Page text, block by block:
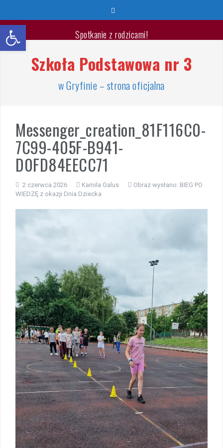
treści
Spotkanie z rodzicami!
Wyprawka pierwszoklasisty 2026/2027
🐳🐚Wspaniałych Wakacji🐬🐙
Zakończenie roku szkolnego 2025/2026
Jest takie miejsce
Warsztaty „Bezpieczne Wakacje”
Zakończenie roku – autobusy szkolne
Wycieczka klasy 3b i 3d do Zieleniewa i Kołobrzegu
„Ostatni zamek „
🌊🏰 Wycieczka do Trójmiasta i Malborka 🏰🌊
📚🧇🍧PODZIĘKOWANIA🍧🧇📚
Gala Laureatów – przeniesiona na wrzesień
Ósme miejsce w województwie i brązowy medal indywidualnie!
Szkoła Podstawowa nr 3
w Gryfinie – strona oficjalna
Messenger_creation_81F116C0-
7C99-405F-B941-
D0FD84EECC71
2 czerwca 2026 Kamila Galus Obraz wysłano: BIEG PO
WIEDZĘ z okazji Dnia Dziecka
Otwórz pasek narzędzi